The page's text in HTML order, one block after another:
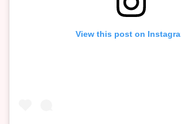
View this post on